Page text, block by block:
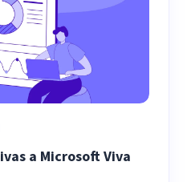
a Microsoft Viva